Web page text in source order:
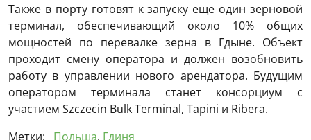
Также в порту готовят к запуску еще один зерновой
терминал, обеспечивающий около 10% общих
мощностей по перевалке зерна в Гдыне. Объект
проходит смену оператора и должен возобновить
работу в управлении нового арендатора. Будущим
оператором терминала станет консорциум с
участием Szczecin Bulk Terminal, Tapini и Ribera.
Метки:
Польша, Гдиня